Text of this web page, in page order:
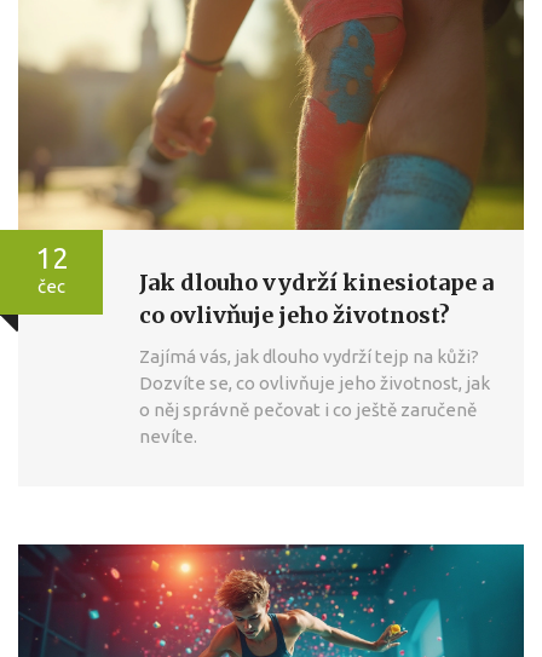
12
čec
Jak dlouho vydrží kinesiotape a
co ovlivňuje jeho životnost?
Zajímá vás, jak dlouho vydrží tejp na kůži?
Dozvíte se, co ovlivňuje jeho životnost, jak
o něj správně pečovat i co ještě zaručeně
nevíte.